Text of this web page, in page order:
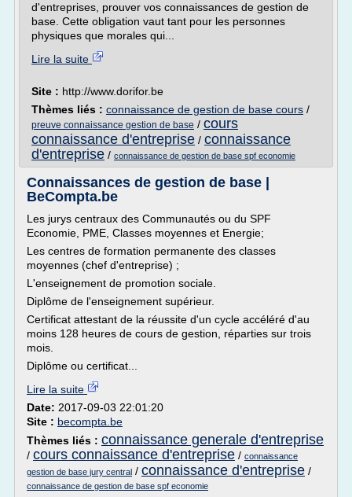
d'entreprises, prouver vos connaissances de gestion de
base. Cette obligation vaut tant pour les personnes
physiques que morales qui...
Lire la suite
Site : http://www.dorifor.be
Thèmes liés : connaissance de gestion de base cours /
preuve connaissance gestion de base / cours
connaissance d'entreprise / connaissance
d'entreprise / connaissance de gestion de base spf economie
Connaissances de gestion de base |
BeCompta.be
Les jurys centraux des Communautés ou du SPF
Economie, PME, Classes moyennes et Energie;
Les centres de formation permanente des classes
moyennes (chef d'entreprise) ;
L'enseignement de promotion sociale.
Diplôme de l'enseignement supérieur.
Certificat attestant de la réussite d'un cycle accéléré d'au
moins 128 heures de cours de gestion, réparties sur trois
mois.
Diplôme ou certificat...
Lire la suite
Date: 2017-09-03 22:01:20
Site : becompta.be
Thèmes liés : connaissance generale d'entreprise
/ cours connaissance d'entreprise / connaissance
gestion de base jury central / connaissance d'entreprise /
connaissance de gestion de base spf economie